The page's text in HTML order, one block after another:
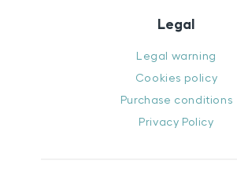
Legal
Legal warning
Cookies policy
Purchase conditions
Privacy Policy